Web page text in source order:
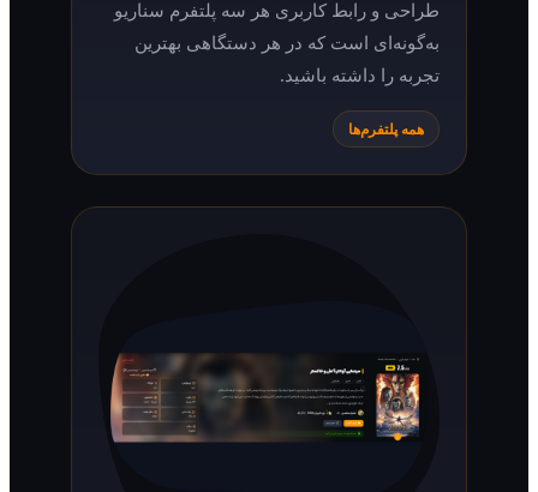
طراحی و رابط کاربری هر سه پلتفرم سناریو
به‌گونه‌ای است که در هر دستگاهی بهترین
تجربه را داشته باشید.
همه پلتفرم‌ها